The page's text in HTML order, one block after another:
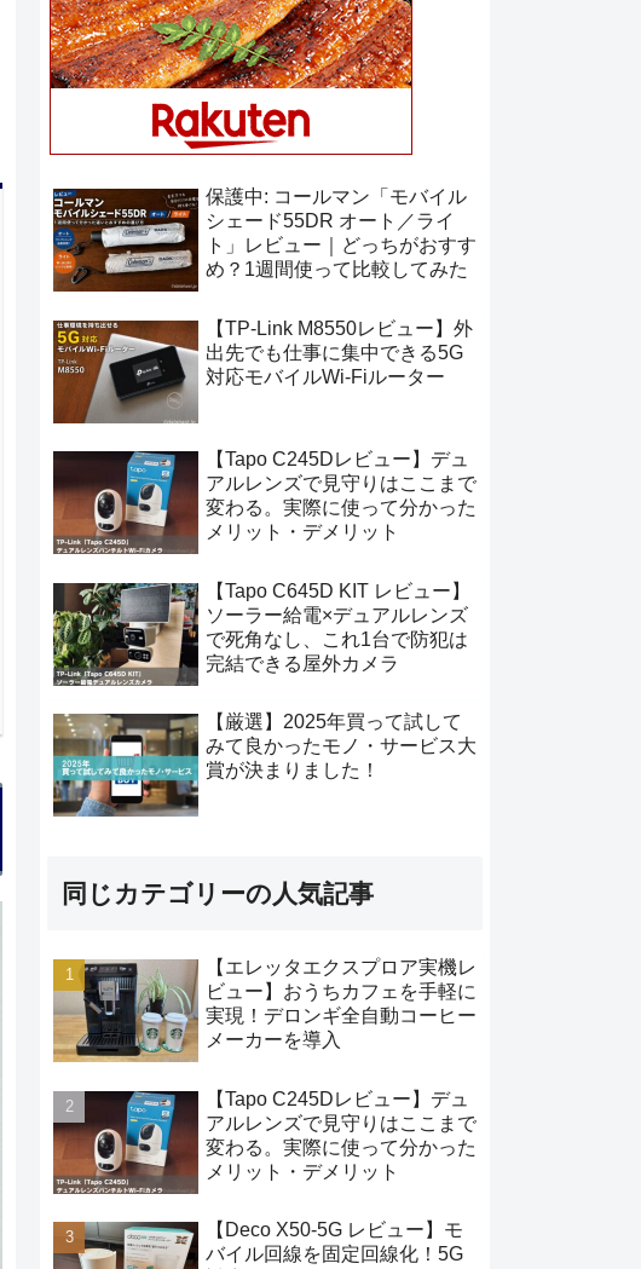
保護中: コールマン「モバイル
シェード55DR オート／ライ
ト」レビュー｜どっちがおすす
め？1週間使って比較してみた
【TP-Link M8550レビュー】外
出先でも仕事に集中できる5G
対応モバイルWi-Fiルーター
【Tapo C245Dレビュー】デュ
アルレンズで見守りはここまで
変わる。実際に使って分かった
メリット・デメリット
【Tapo C645D KIT レビュー】
ソーラー給電×デュアルレンズ
で死角なし、これ1台で防犯は
完結できる屋外カメラ
【厳選】2025年買って試して
みて良かったモノ・サービス大
賞が決まりました！
同じカテゴリーの人気記事
【エレッタエクスプロア実機レ
ビュー】おうちカフェを手軽に
実現！デロンギ全自動コーヒー
メーカーを導入
【Tapo C245Dレビュー】デュ
アルレンズで見守りはここまで
変わる。実際に使って分かった
メリット・デメリット
【Deco X50-5G レビュー】モ
バイル回線を固定回線化！5G